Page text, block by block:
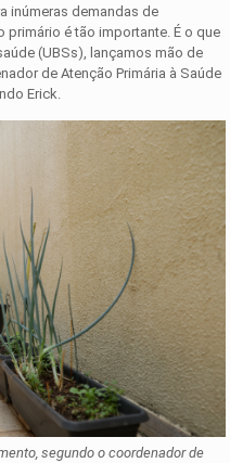
inúmeras demandas de
primário é tão importante. É o que
(UBSs), lançamos mão de
de Atenção Primária à Saúde
Erick.
segundo o coordenador de